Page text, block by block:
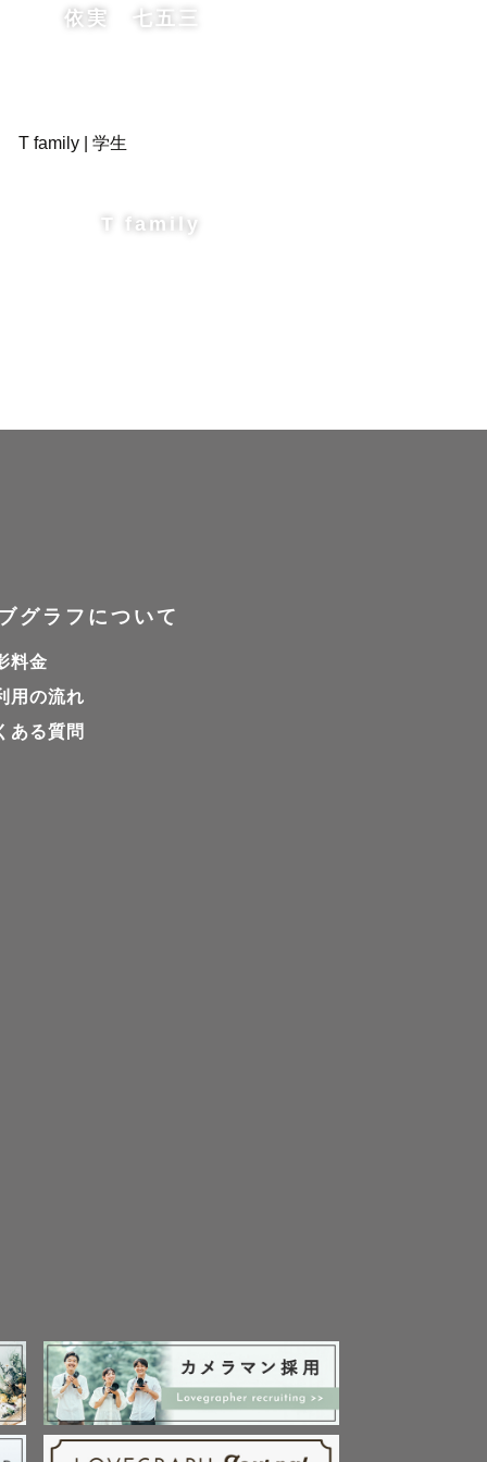
依実 七五三
T family
グラフについて
料金
用の流れ
ある質問